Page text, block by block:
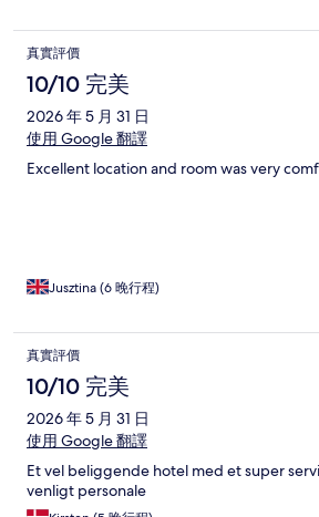
真實評價
10/10 完美
2026 年 5 月 31 日
使用 Google 翻譯
Excellent location and room was very
Jusztina (6 晚行程)
真實評價
10/10 完美
2026 年 5 月 31 日
使用 Google 翻譯
Et vel beliggende hotel med et super
venligt personale